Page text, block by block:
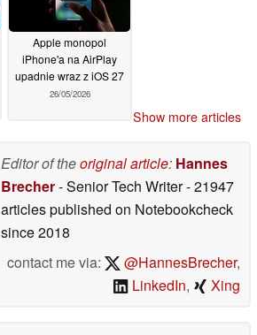
Apple monopol
iPhone'a na AirPlay
upadnie wraz z iOS 27
26/05/2026
Show more articles
Editor of theoriginal article: Hannes
Brecher- Senior Tech Writer- 21947
articles published on Notebookcheck
since 2018
contact me via:
@HannesBrecher,
LinkedIn, Xing